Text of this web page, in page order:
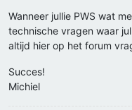
Wanneer jullie PWS wat
technische vragen waar
altijd hier op het forum
Succes!
Michiel